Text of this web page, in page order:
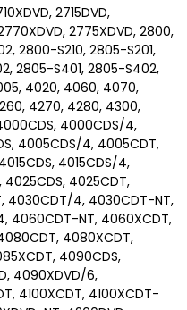
2715DVD,
2775XDVD, 2800,
2800-S210, 2805-S201,
2805-S401, 2805-S402,
4020, 4060, 4070,
4270, 4280, 4300,
4000CDS/4,
4005CDS/4, 4005CDT,
4015CDS/4,
4025CDT,
4030CDT/4, 4030CDT-NT,
4060CDT-NT, 4060XCDT,
4080XCDT,
4090CDS,
4090XDVD/6,
4100XCDT, 4100XCDT-